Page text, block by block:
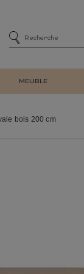
MEUBLE
bois 200 cm